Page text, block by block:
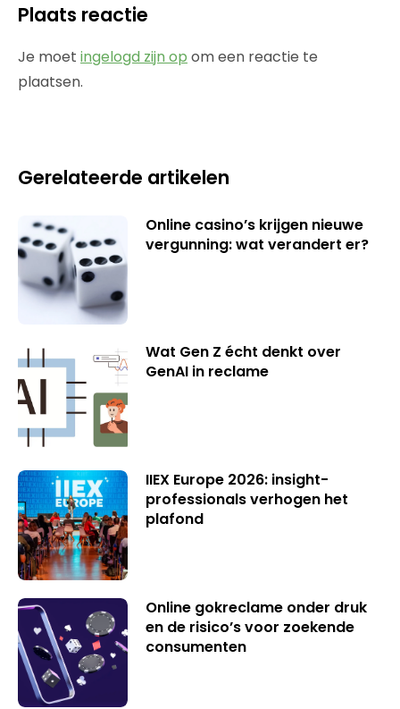
Plaats reactie
Je moet ingelogd zijn op om een reactie te
plaatsen.
Gerelateerde artikelen
Online casino’s krijgen nieuwe
vergunning: wat verandert er?
Wat Gen Z écht denkt over
GenAI in reclame
IIEX Europe 2026: insight-
professionals verhogen het
plafond
Online gokreclame onder druk
en de risico’s voor zoekende
consumenten